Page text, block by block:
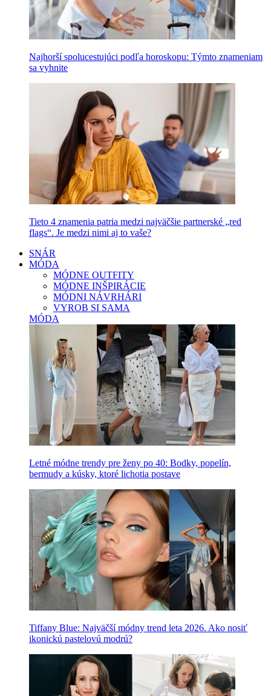
Najhorší spolucestujúci podľa horoskopu: Týmto znameniam
sa vyhnite
Tieto 4 znamenia patria medzi najväčšie partnerské „red
flags“. Je medzi nimi aj to vaše?
SNÁR
MÓDA
MÓDNE OUTFITY
MÓDNE INŠPIRÁCIE
MÓDNI NÁVRHÁRI
VYROB SI SAMA
MÓDA
Letné módne trendy pre ženy po 40: Bodky, popelín,
bermudy a kúsky, ktoré lichotia postave
Tiffany Blue: Najväčší módny trend leta 2026. Ako nosiť
ikonickú pastelovú modrú?